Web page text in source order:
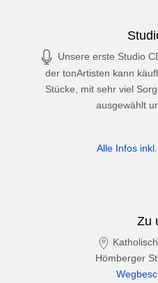
Unsere erste Studio
der tonArtisten kann
Stücke, mit sehr viel
ausgewählt
Alle Infos
Zu
Hömberger